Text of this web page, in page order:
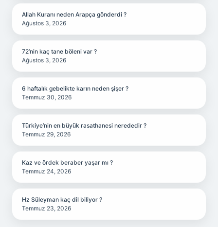
Allah Kuranı neden Arapça gönderdi ?
Ağustos 3, 2026
72’nin kaç tane böleni var ?
Ağustos 3, 2026
6 haftalık gebelikte karın neden şişer ?
Temmuz 30, 2026
Türkiye’nin en büyük rasathanesi nerededir ?
Temmuz 29, 2026
Kaz ve ördek beraber yaşar mı ?
Temmuz 24, 2026
Hz Süleyman kaç dil biliyor ?
Temmuz 23, 2026